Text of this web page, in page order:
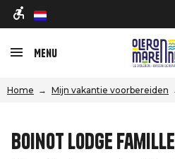
nl
Menu
Home Mijn vakantie voorbereiden
Boinot Lodge Famille